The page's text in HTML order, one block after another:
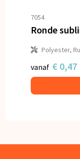
7054
Ronde
Polyester,
vanaf € 0,47